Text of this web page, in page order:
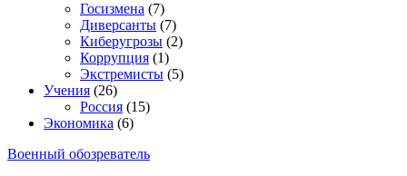
Госизмена (7)
Диверсанты (7)
Киберугрозы (2)
Коррупция (1)
Экстремисты (5)
Учения (26)
Россия (15)
Экономика (6)
Военный обозреватель